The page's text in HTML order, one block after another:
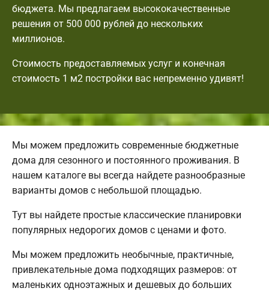
бюджета. Мы предлагаем высококачественные
решения от 500 000 рублей до нескольких
миллионов.
Стоимость предоставляемых услуг и конечная
стоимость 1 м2 постройки вас непременно удивят!
Мы можем предложить современные бюджетные
дома для сезонного и постоянного проживания. В
нашем каталоге вы всегда найдете разнообразные
варианты домов с небольшой площадью.
Тут вы найдете простые классические планировки
популярных недорогих домов с ценами и фото.
Мы можем предложить необычные, практичные,
привлекательные дома подходящих размеров: от
маленьких одноэтажных и дешевых до больших